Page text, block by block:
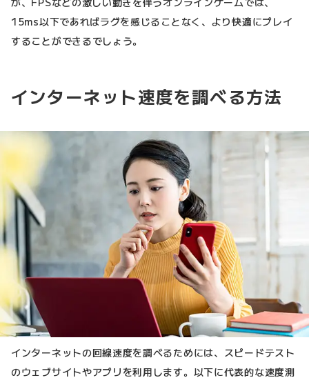
15ms以下であればラグを感じることなく、より快適にプレイ
することができるでしょう。
インターネット速度を調べる方法
インターネットの回線速度を調べるためには、スピードテスト
のウェブサイトやアプリを利用します。以下に代表的な速度測